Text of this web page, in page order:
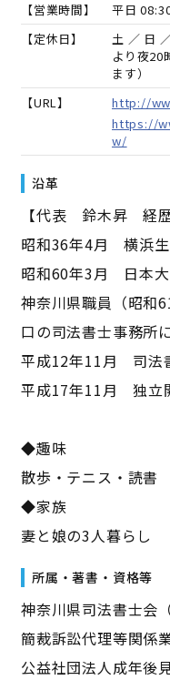
【営業時間】
平日
【定休日】
土 ／ 日
より夜20
ます）
【URL】
http://
https://
w/
沿革
【代表 鈴木昇 経歴
昭和36年4月 横浜
昭和60年3月 日本
神奈川県職員（昭和
口の司法書士事務所
平成12年11月 司法
平成17年11月 独立
◆趣味
散歩・テニス・読書
◆家族
妻と娘の3人暮らし
所属・著書・資格等
神奈川県司法書士会
簡裁訴訟代理等関係
公益社団法人成年後